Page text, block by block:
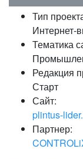
Тип
Интернет-
Тематика
Редакция
Старт
Сайт:
plintus-
Партнер: